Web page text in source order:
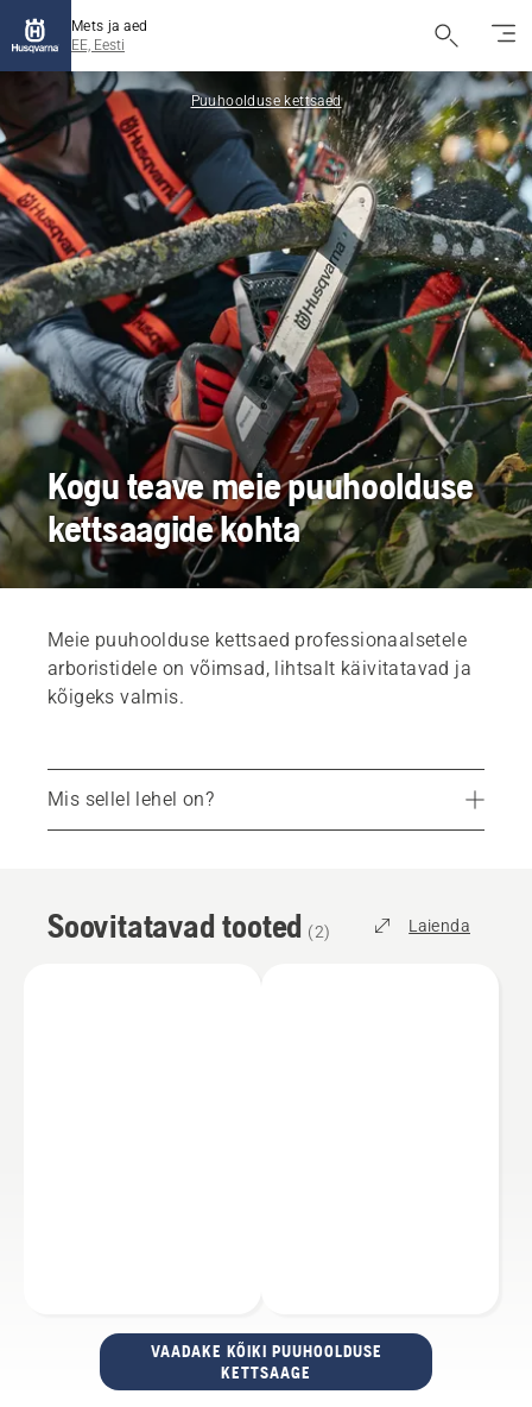
Mets ja aed
EE, Eesti
Puuhoolduse kettsaed
Kogu teave meie puuhoolduse
kettsaagide kohta
Meie puuhoolduse kettsaed professionaalsetele
arboristidele on võimsad, lihtsalt käivitatavad ja
kõigeks valmis.
Mis sellel lehel on?
Soovitatavad tooted
Broneerige esitlus
Soovitatavad tooted (2) Laienda
VAADAKE KÕIKI PUUHOOLDUSE
KETTSAAGE